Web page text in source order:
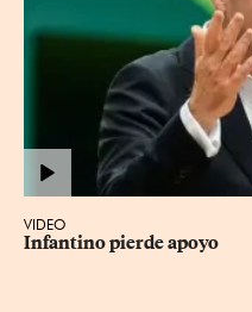
VIDEO
Infantino pierde apoyo